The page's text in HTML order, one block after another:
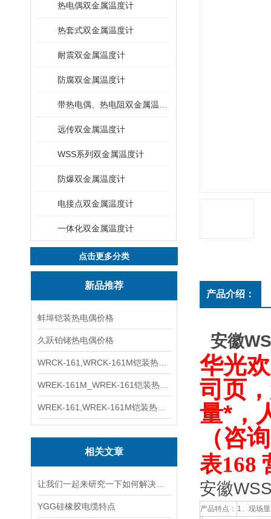
热电偶双金属温度计
热套式双金属温度计
耐震双金属温度计
防腐双金属温度计
远传双金属温度计
WSS系列双金属温度计
防爆双金属温度计
电接点双金属温度计
一体化双金属温度计
点击更多分类
新品推荐
蚌埠铠装热电偶价格
久跃铂铑热电偶价格
相关文章
YGG硅橡胶电缆特点
产品介绍：
安徽
华光
司 页
量*，
（咨
表168
安徽
产品特点： 1、现场